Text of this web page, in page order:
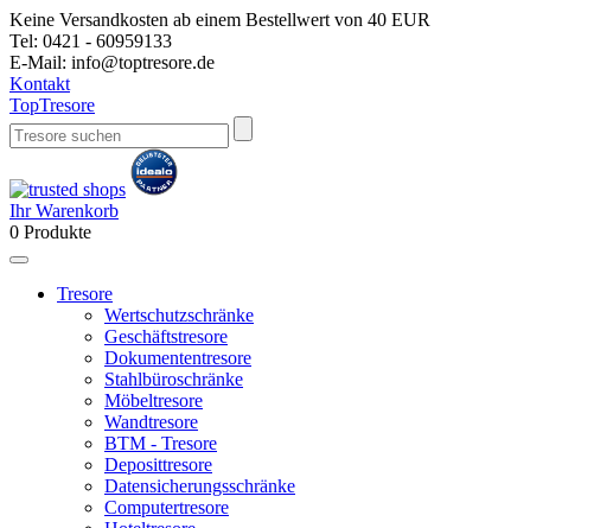
Keine Versandkosten ab einem Bestellwert von 40 EUR
Tel: 0421 - 60959133
E-Mail: info@toptresore.de
Kontakt
TopTresore
Ihr Warenkorb
0 Produkte
Tresore
Wertschutzschränke
Geschäftstresore
Dokumententresore
Stahlbüroschränke
Möbeltresore
Wandtresore
BTM - Tresore
Deposittresore
Datensicherungsschränke
Computertresore